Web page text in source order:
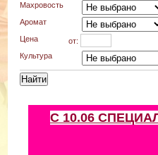
Махровость
Аромат
Цена
от:
Культура
С 10.06